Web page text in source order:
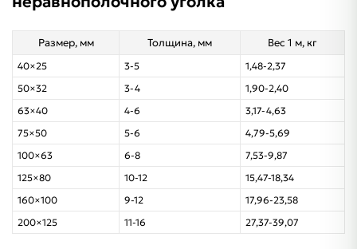
Размер, мм Толщина, мм Вес 1 м, кг
40×25 3-5
1,48-2,37
50×32
3-4
1,90-2,40
63×40
4-6
3,17-4,63
75×50
5-6
4,79-5,69
100×63
6-8
7,53-9,87
125×80
10-12
15,47-18,34
160×100
9-12
17,96-23,58
200×125
11-16 27,37-39,07